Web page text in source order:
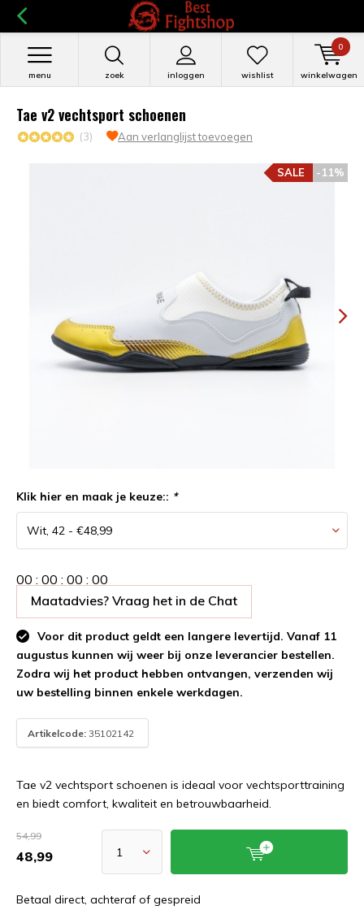
zoek inloggen
menu wishlist winkelwagen
0
Tae v2 vechtsport schoenen
(3) Aan verlanglijst toevoegen
-11%
SALE
Klik hier en maak je keuze:: *
00 : 00 : 00 : 00
Maatadvies? Vraag het in de Chat
Voor dit product geldt een langere levertijd. Vanaf 11
augustus kunnen wij weer bij onze leverancier bestellen.
Zodra wij het product hebben ontvangen, verzenden wij
uw bestelling binnen enkele werkdagen.
Artikelcode: 35102142
Tae v2 vechtsport schoenen is ideaal voor vechtsporttraining
en biedt comfort, kwaliteit en betrouwbaarheid.
54,99
48,99
Betaal direct, achteraf of gespreid